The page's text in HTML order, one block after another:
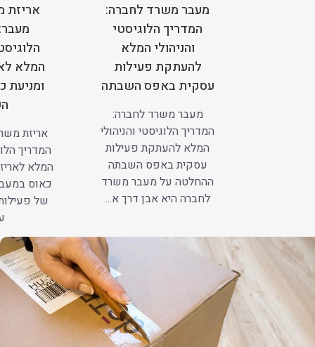
מעבר משרד לחברה:
המדריך הלוגיסטי
והניהולי המלא
להעתקת פעילות
עסקית באפס השבתה
מעבר משרד לחברה:
המדריך הלוגיסטי והניהולי
המלא להעתקת פעילות
עסקית באפס השבתה
ההחלטה על מעבר משרד
לחברה היא אבן דרך א...
אריזת
המלא
ומניעת
אריזת
המדריך
המלא
כאוס
של